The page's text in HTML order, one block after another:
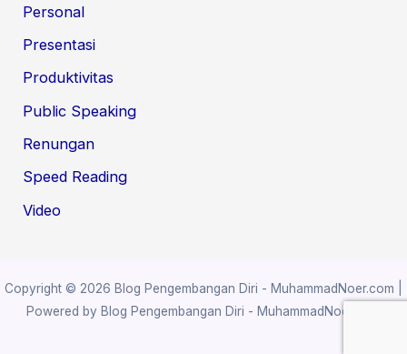
Personal
Presentasi
Produktivitas
Public Speaking
Renungan
Speed Reading
Video
Copyright © 2026 Blog Pengembangan Diri - MuhammadNoer.com |
Powered by Blog Pengembangan Diri - MuhammadNoer.com